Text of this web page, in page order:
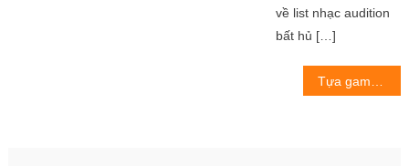
về list nhạc audition
bất hủ […]